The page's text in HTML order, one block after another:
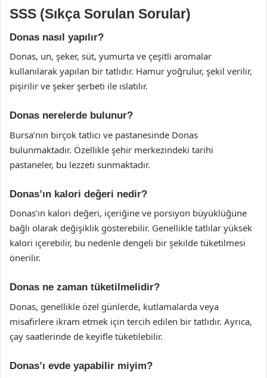
SSS (Sıkça Sorulan Sorular)
Donas nasıl yapılır?
Donas, un, şeker, süt, yumurta ve çeşitli aromalar
kullanılarak yapılan bir tatlıdır. Hamur yoğrulur, şekil verilir,
pişirilir ve şeker şerbeti ile ıslatılır.
Donas nerelerde bulunur?
Bursa’nın birçok tatlıcı ve pastanesinde Donas
bulunmaktadır. Özellikle şehir merkezindeki tarihi
pastaneler, bu lezzeti sunmaktadır.
Donas’ın kalori değeri nedir?
Donas’ın kalori değeri, içeriğine ve porsiyon büyüklüğüne
bağlı olarak değişiklik gösterebilir. Genellikle tatlılar yüksek
kalori içerebilir, bu nedenle dengeli bir şekilde tüketilmesi
önerilir.
Donas ne zaman tüketilmelidir?
Donas, genellikle özel günlerde, kutlamalarda veya
misafirlere ikram etmek için tercih edilen bir tatlıdır. Ayrıca,
çay saatlerinde de keyifle tüketilebilir.
Donas’ı evde yapabilir miyim?